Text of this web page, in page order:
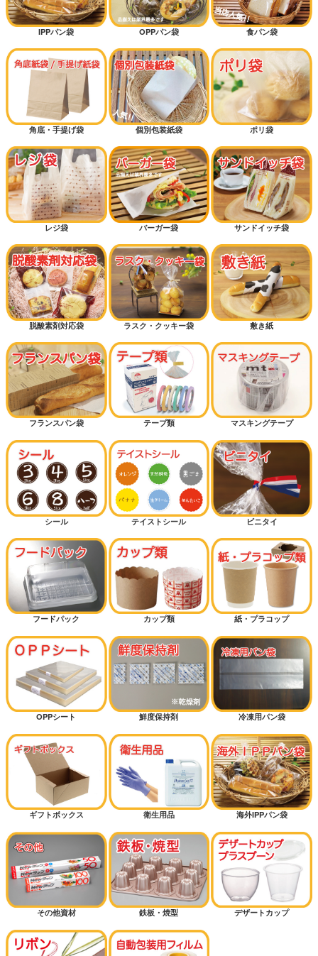
IPPパン袋 OPPパン袋 食パン袋
角底・手提げ袋 個別包装紙袋 ポリ袋
レジ袋 バーガー袋 サンドイッチ袋
脱酸素剤対応袋 ラスク・クッキー袋 敷き紙
フランスパン袋 テープ類 マスキングテープ
シール テイストシール ビニタイ
フードパック カップ類 紙・プラコップ
OPPシート 鮮度保持剤 冷凍用パン袋
ギフトボックス 衛生用品 海外IPPパン袋
その他資材 鉄板・焼型 デザートカップ